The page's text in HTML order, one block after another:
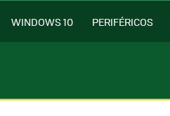
WINDOWS 10 PERIFÉRICOS